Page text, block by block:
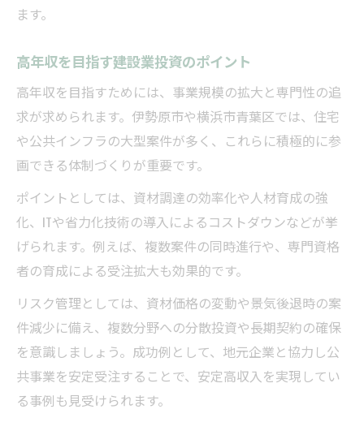
ます。
高年収を目指す建設業投資のポイント
高年収を目指すためには、事業規模の拡大と専門性の追
求が求められます。伊勢原市や横浜市青葉区では、住宅
や公共インフラの大型案件が多く、これらに積極的に参
画できる体制づくりが重要です。
ポイントとしては、資材調達の効率化や人材育成の強
化、ITや省力化技術の導入によるコストダウンなどが挙
げられます。例えば、複数案件の同時進行や、専門資格
者の育成による受注拡大も効果的です。
リスク管理としては、資材価格の変動や景気後退時の案
件減少に備え、複数分野への分散投資や長期契約の確保
を意識しましょう。成功例として、地元企業と協力し公
共事業を安定受注することで、安定高収入を実現してい
る事例も見受けられます。